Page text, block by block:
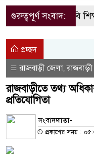
গুরুত্বপূর্ণ সংবাদ:
জাবি
প্রচ্ছদ
রাজবাড়ী জেলা,
রাজবাড়ীতে তথ্য
প্রতিযোগিতা
সংবাদদাতা-
প্রকাশের সময় :